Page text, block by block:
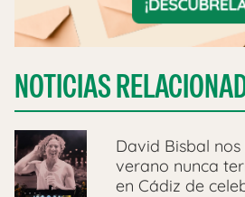
NOTICIAS
David Bisbal
verano nunca
en Cádiz de